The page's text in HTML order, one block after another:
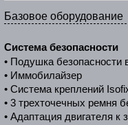
Базовое оборудование
Система безопасности
• Подушка безопасности
• Иммобилайзер
• Cистема креплений
• 3 трехточечных ремня
• Адаптация двигателя к